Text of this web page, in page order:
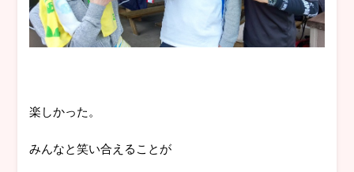
楽しかった。
みんなと笑い合えることが